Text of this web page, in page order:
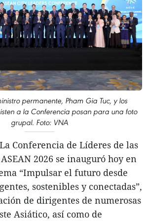
permanente, Pham Gia Tuc, y los
a la Conferencia posan para una foto
grupal. Foto: VNA
Conferencia de Líderes de las
2026 se inauguró hoy en
“Impulsar el futuro desde
sostenibles y conectadas”,
de dirigentes de numerosas
Asiático, así como de